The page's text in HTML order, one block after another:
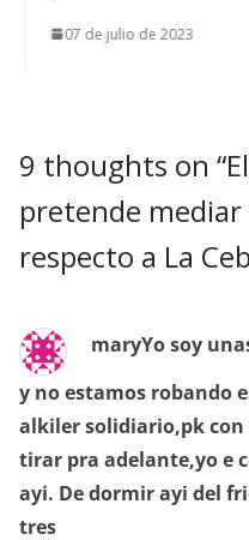
07 de julio de 2023
9 thoughts on “
pretende mediar
respecto a La
maryYo soy
y no estamos robando
alkiler solidiario,pk con
tirar pra adelante,yo e
ayi. De dormir ayi del
tres